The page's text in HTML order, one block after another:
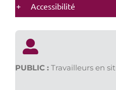
Accessibilité
PUBLIC : Travailleurs en